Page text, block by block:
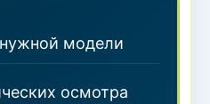
модели
осмотра